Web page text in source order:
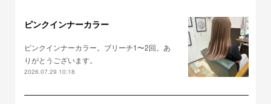
ピンクインナーカラー
ピンクインナーカラー。ブリーチ1〜2回。あ
りがとうございます。
2026.07.29 10:18